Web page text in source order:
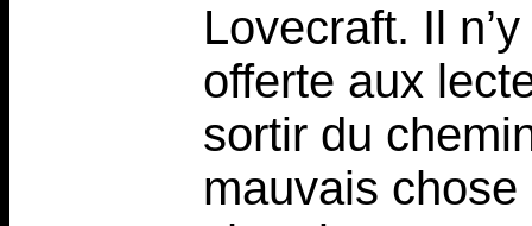
Lovecraft. Il
offerte aux
sortir du
mauvais chose